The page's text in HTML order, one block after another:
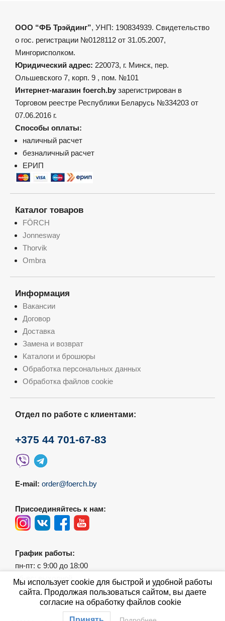
ООО “ФБ Трэйдинг”, УНП: 190834939. Свидетельство
о гос. регистрации №0128112 от 31.05.2007,
Мингорисполком.
Юридический адрес: 220073, г. Минск, пер.
Ольшевского 7, корп. 9 , пом. №101
Интернет-магазин foerch.by зарегистрирован в
Торговом реестре Республики Беларусь №334203 от
07.06.2016 г.
Способы оплаты:
наличный расчет
безналичный расчет
ЕРИП
Каталог товаров
FÖRCH
Jonnesway
Thorvik
Ombra
Информация
Вакансии
Договор
Доставка
Замена и возврат
Каталоги и брошюры
Обработка персональных данных
Обработка файлов cookie
Отдел по работе с клиентами:
+375 44 701-67-83
E-mail: order@foerch.by
Присоединяйтесь к нам:
График работы:
пн-пт: с 9:00 до 18:00
сб-вс: выходной
Мы использует cookie для быстрой и удобной работы
сайта. Продолжая пользоваться сайтом, вы даете
согласие на обработку файлов cookie